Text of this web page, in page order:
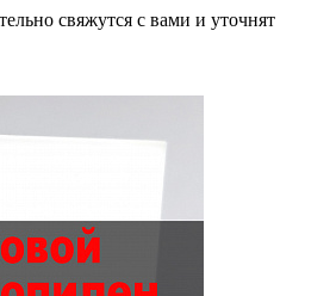
свяжутся с вами и уточнят